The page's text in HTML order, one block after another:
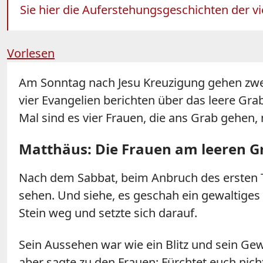
Sie hier die Auferstehungsgeschichten der
Vorlesen
Am Sonntag nach Jesu Kreuzigung gehen
vier Evangelien berichten über das leere
Mal sind es vier Frauen, die ans Grab
Matthäus: Die Frauen am leeren
Nach dem Sabbat, beim Anbruch des
sehen. Und siehe, es geschah ein
Stein weg und setzte sich darauf.
Sein Aussehen war wie ein Blitz und sein